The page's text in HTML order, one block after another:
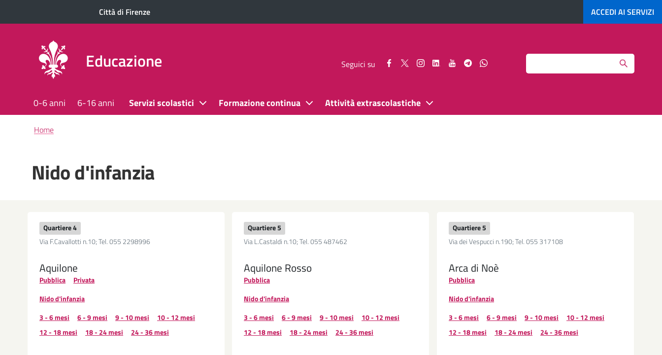
Città di Firenze ACCEDI AI SERVIZI
Educazione Seguici su
Seguici SeguiciSeguici Seguici SeguiciSeguiciSeguici
Search
0-6 anni 6-16 anni Servizi scolastici Formazione continua Attività extrascolastiche
Briciole
di
Home
Nido d'infanzia
Quartiere 4
Via F.Cavallotti n.10; Tel. 055 2298996
Aquilone
Pubblica
Privata
Nido d'infanzia
3 - 6 mesi
6 - 9 mesi 9 - 10 mesi
10 - 12 mesi
12 - 18 mesi
18 - 24 mesi 24 - 36 mesi
Quartiere 5
Via L.Castaldi n.10; Tel. 055 487462
Aquilone Rosso
Pubblica
Nido d'infanzia
3 - 6 mesi
6 - 9 mesi 9 - 10 mesi
10 - 12 mesi
12 - 18 mesi
18 - 24 mesi 24 - 36 mesi
Quartiere 5
Via dei Vespucci n.190; Tel. 055 317108
Arca di Noè
Pubblica
Nido d'infanzia
3 - 6 mesi
6 - 9 mesi 9 - 10 mesi
10 - 12 mesi
12 - 18 mesi
18 - 24 mesi 24 - 36 mesi